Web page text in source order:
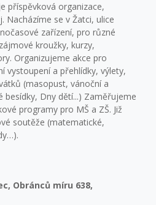
příspěvková organizace,
Nacházíme se v Žatci, ulice
zařízení, pro různé
kroužky, kurzy,
Organizujeme akce pro
vystoupení a přehlídky, výlety,
(masopust, vánoční a
besídky, Dny dětí...) Zaměřujeme
programy pro MŠ a ZŠ. Již
soutěže (matematické,
Obránců míru 638,